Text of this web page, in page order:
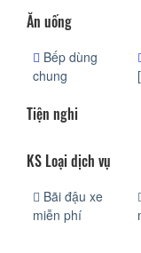
Ăn uống
Bếp dùng
chung
Tiện nghi
KS Loại dịch vụ
Bãi đậu xe
miễn phí